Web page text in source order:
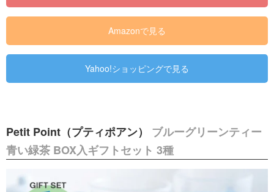
Amazonで見る
Yahoo!ショッピングで見る
Petit Point（プティポアン） ブルーグリーンティー
青い緑茶 BOX入ギフトセット 3種